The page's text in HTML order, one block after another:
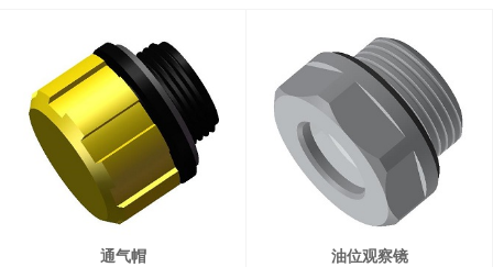
通气帽 油位观察镜